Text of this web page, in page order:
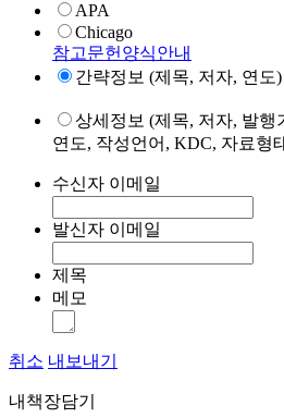
APA
Chicago
참고문헌양식안내
간략정보 (제목, 저자, 연도)
상세정보 (제목, 저자, 발행
연도, 작성언어, KDC, 자료형
수신자 이메일
발신자 이메일
제목
메모
취소 내보내기
내책장담기